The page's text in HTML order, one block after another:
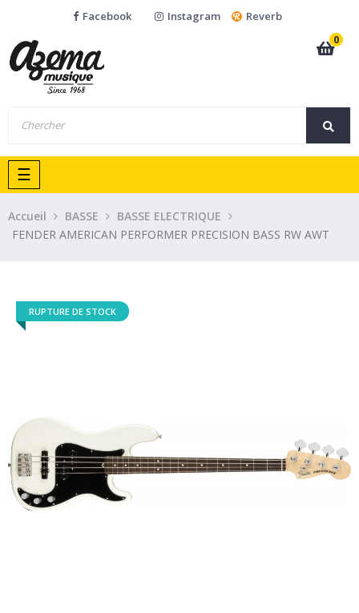
Facebook Instagram
Reverb
0
Basculer
la
navigation
☰
Accueil BASSE
BASSE ELECTRIQUE
FENDER AMERICAN PERFORMER PRECISION BASS RW AWT
RUPTURE DE STOCK